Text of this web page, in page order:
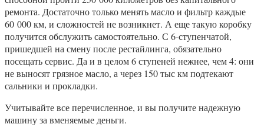
ремонта. Достаточно только менять масло и фильтр каждые
60 000 км, и сложностей не возникнет. А еще такую коробку
получится обслужить самостоятельно. С 6-ступенчатой,
пришедшей на смену после рестайлинга, обязательно
посещать сервис. Да и в целом 6 ступеней нежнее, чем 4: они
не выносят грязное масло, а через 150 тыс км подтекают
сальники и прокладки.
Учитывайте все перечисленное, и вы получите надежную
машину за вменяемые деньги.